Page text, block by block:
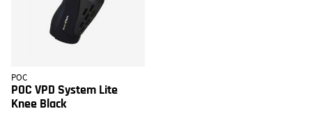
POC
POC VPD System Lite
Knee Black